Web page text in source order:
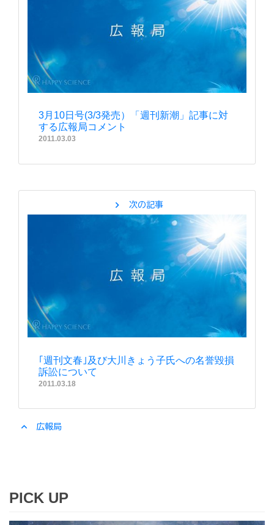
3月10日号(3/3発売）「週刊新潮」記事に対
する広報局コメント
2011.03.03
chevron_right 次の記事
｢週刊文春｣及び大川きょう子氏への名誉毀損
訴訟について
2011.03.18
expand_less 広報局
PICK UP